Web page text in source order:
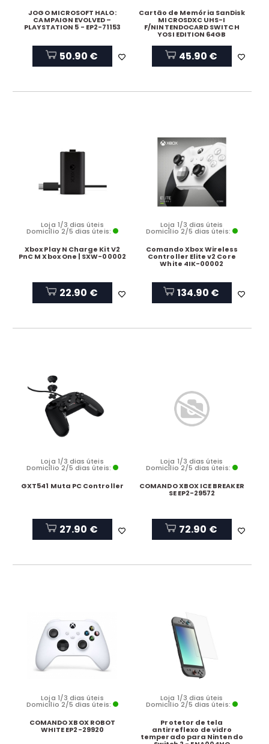
JOGO MICROSOFT HALO:
CAMPAIGN EVOLVED –
PLAYSTATION 5 - EP2-71153
50.90 €
Cartão de Memória SanDisk
MICROSDXC UHS-I
F/NINTENDOCARD SWITCH
YOSI EDITION 64GB
45.90 €
Loja 1/3 dias úteis
Domicílio 2/5 dias úteis:
Xbox Play N Charge Kit V2
PnC M Xbox One | SXW-00002
22.90 €
Loja 1/3 dias úteis
Domicílio 2/5 dias úteis:
Comando Xbox Wireless
Controller Elite v2 Core
White 4IK-00002
134.90 €
Loja 1/3 dias úteis
Domicílio 2/5 dias úteis:
GXT541 Muta PC Controller
27.90 €
Loja 1/3 dias úteis
Domicílio 2/5 dias úteis:
COMANDO XBOX ICE BREAKER
SE EP2-29572
72.90 €
Loja 1/3 dias úteis
Domicílio 2/5 dias úteis:
COMANDO XBOX ROBOT
WHITE EP2-29920
Loja 1/3 dias úteis
Domicílio 2/5 dias úteis:
Protetor de tela
antirreflexo de vidro
temperado para Nintendo